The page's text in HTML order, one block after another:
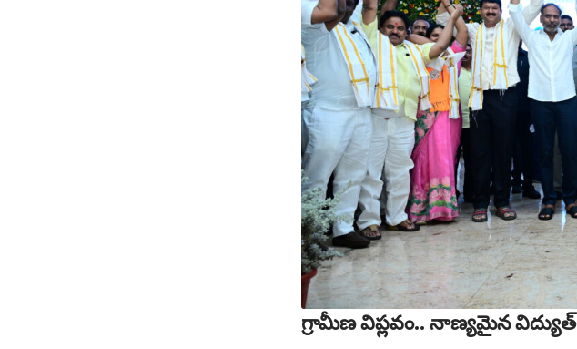
గ్రామీణ విప్లవం.. నాణ్యమైన విద్యుత్